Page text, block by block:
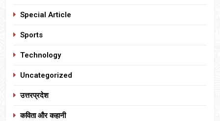
Special Article
Sports
Technology
Uncategorized
उत्तरप्रदेश
कविता और कहानी